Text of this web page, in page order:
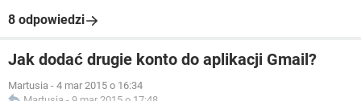
8 odpowiedzi
Jak dodać drugie konto do aplikacji Gmail?
Martusia - 4 mar 2015 o 16:34